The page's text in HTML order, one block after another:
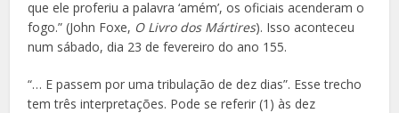
que ele proferiu a palavra ‘amém’, os oficiais acenderam o
fogo.” (John Foxe, O Livro dos Mártires). Isso aconteceu
num sábado, dia 23 de fevereiro do ano 155.
“… E passem por uma tribulação de dez dias”. Esse trecho
tem três interpretações. Pode se referir (1) às dez